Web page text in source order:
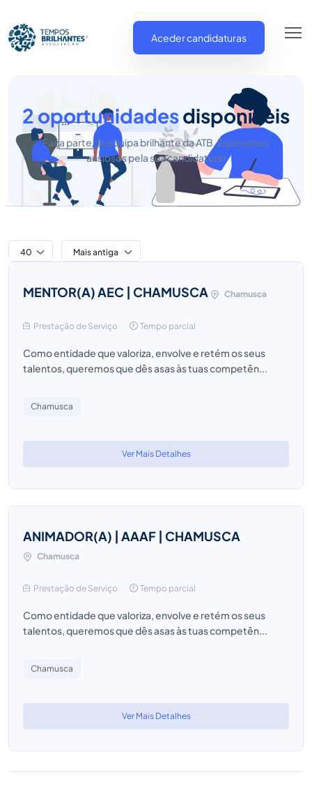
Aceder candidaturas
2 oportunidadesdisponíveis
Faça parte da equipa brilhante da ATB. Esperamos
ansiosos pela sua candidatura!
40 Mais antiga
MENTOR(A) AEC | CHAMUSCA Chamusca
Prestação de Serviço Tempo parcial
Como entidade que valoriza, envolve e retém os seus
talentos, queremos que dês asas às tuas competên...
Chamusca
Ver Mais Detalhes
ANIMADOR(A) | AAAF | CHAMUSCA
Chamusca
Prestação de Serviço Tempo parcial
Como entidade que valoriza, envolve e retém os seus
talentos, queremos que dês asas às tuas competên...
Chamusca
Ver Mais Detalhes